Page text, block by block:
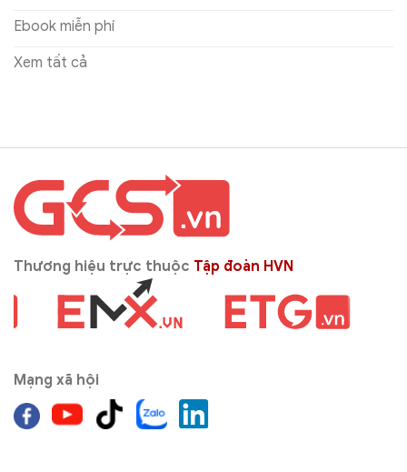
Ebook miễn phí
Xem tất cả
Thương hiệu trực thuộc Tập đoàn HVN
Mạng xã hội